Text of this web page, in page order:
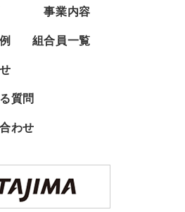
事業内容
組合員一覧
質問
わせ